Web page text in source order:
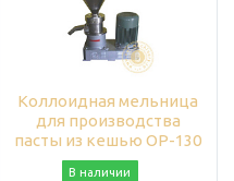
Коллоидная мельница
для производства
пасты из кешью OP-130
В наличии